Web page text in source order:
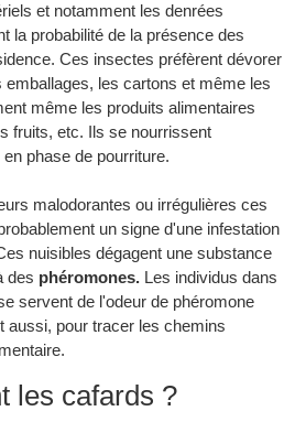
et notamment les denrées
la probabilité de la présence des
Ces insectes préfèrent dévorer
les cartons et même les
même les produits alimentaires
fruits, etc. Ils se nourrissent
phase de pourriture.
malodorantes ou irrégulières ces
un signe d'une infestation
nuisibles dégagent une substance
des phéromones. Les individus dans
servent de l'odeur de phéromone
aussi, pour tracer les chemins
les cafards ?